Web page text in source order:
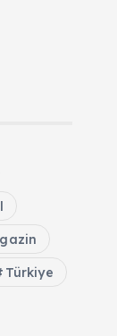
Türkiye